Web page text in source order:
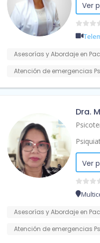
Ver
Asesorías y Abordaje en
Atención de emergencias
Dra.
Ver
Asesorías y Abordaje en
Atención de emergencias